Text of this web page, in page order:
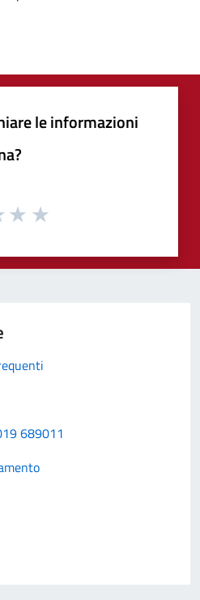
le informazioni
689011